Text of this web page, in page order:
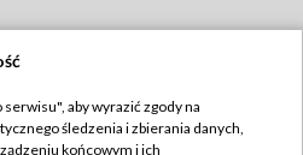
TVP
aby wyrazić zgody na
śledzenia i zbierania danych,
końcowym i ich